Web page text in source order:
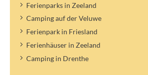
Ferienparks in Zeeland
Camping auf der Veluwe
Ferienpark in Friesland
Ferienhäuser in Zeeland
Camping in Drenthe